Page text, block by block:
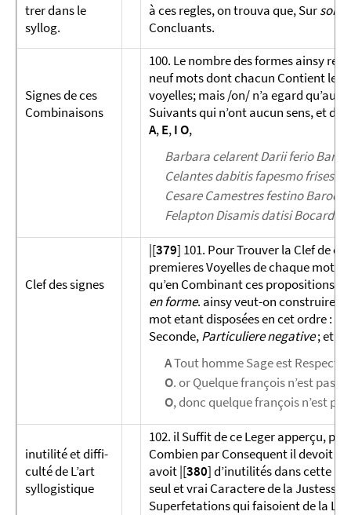
trer dans le
syllog.
à ces regles, on trouva que, Sur
Concluants.
Signes de ces
Combinaisons
100. Le nombre des formes ainsy
neuf mots dont chacun Con­tient les
voyelles; mais /on/ n’a egard
Suivants qui n’ont aucun sens, et
A,E,IO,
Barbara celarent Darii ferio
Celantes dabitis fapesmo
Cesare Camestres festino Baroco
Felapton Disamis datisi Bocardo
Clef des signes
|[379] 101. Pour Trouver la Clef de
premieres Voyelles de chaque mot
qu’en Combinant ces propositions
en forme. ainsy veut-on construire
mot etant disposées en cet ordre :
Seconde,Parti­culiere negative; et la
ATout homme Sage est
O. or Quelque françois n’est pas
O, donc quelque françois n’est
inutilité et diffi­
culté de L’art
syllogis­tique
102. il Suffit de ce Leger apperçu,
Combien par Consequent il devoit
avoit |[380] d’inutilités dans cette
seul et vrai Caractere de la Justesse
Superfetations qui faisoient de la